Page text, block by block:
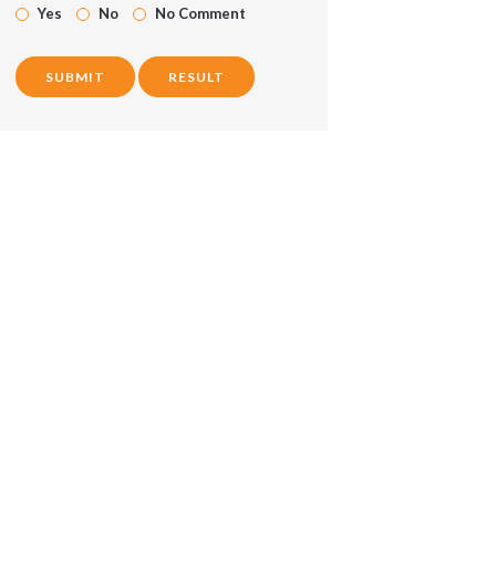
Yes No No Comment
SUBMIT RESULT